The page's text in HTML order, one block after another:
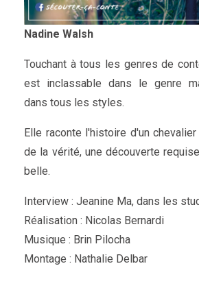
Nadine Walsh
Touchant à tous les genres de
est inclassable dans le genre
dans tous les styles.
Elle raconte l'histoire d'un
de la vérité, une découverte
belle.
Interview : Jeanine Ma, dans les
Réalisation : Nicolas Bernardi
Musique : Brin Pilocha
Montage : Nathalie Delbar